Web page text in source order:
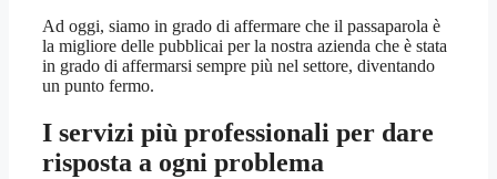
Ad oggi, siamo in grado di affermare che il passaparola è
la migliore delle pubblicai per la nostra azienda che è stata
in grado di affermarsi sempre più nel settore, diventando
un punto fermo.
I servizi più professionali per dare
risposta a ogni problema